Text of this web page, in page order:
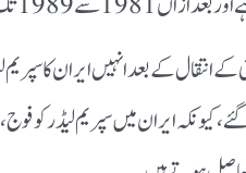
کے انتقال کے بعد انہیں ایران
کیونکہ ایران میں سپریم لیڈر کو